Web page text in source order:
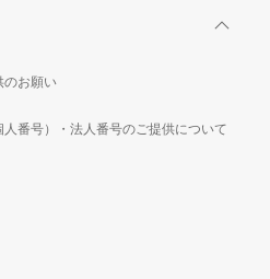
のお願い
番号）・法人番号のご提供について